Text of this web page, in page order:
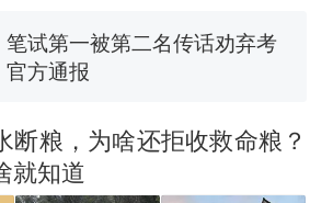
笔试第一被第二名传话劝弃考
官方通报
试前13名均遭淘汰？教育局：
已叫停招聘，成立调查组全面
核查
享界G9车型预售价公布：
43.98万起
断粮，为啥还拒收救命粮？
就知道